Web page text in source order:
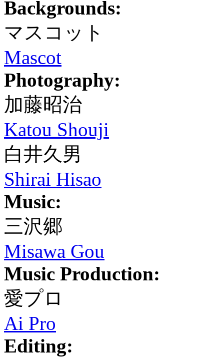
Backgrounds:
マスコット
Mascot
Photography:
加藤昭治
Katou Shouji
白井久男
Shirai Hisao
Music:
三沢郷
Misawa Gou
Music Production:
愛プロ
Ai Pro
Editing: